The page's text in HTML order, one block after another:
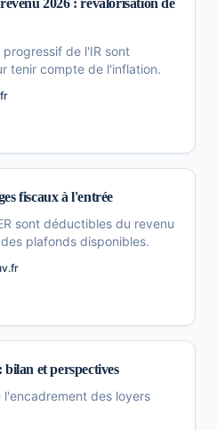
2026 : revalorisation de
de l'IR sont
tenir compte de l'inflation.
fiscaux à l'entrée
sont déductibles du revenu
plafonds disponibles.
et perspectives
des loyers